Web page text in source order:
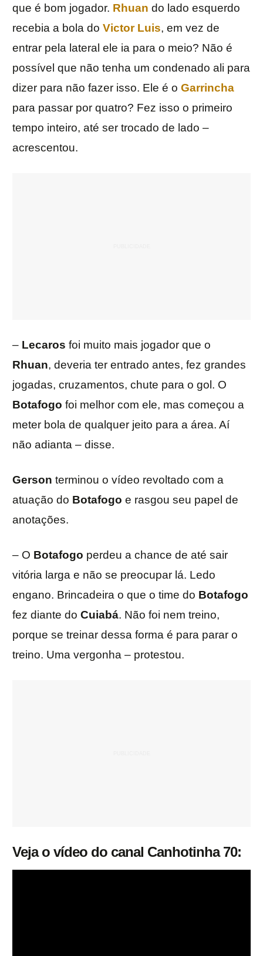
que é bom jogador. Rhuan do lado esquerdo
recebia a bola do Victor Luis, em vez de
entrar pela lateral ele ia para o meio? Não é
possível que não tenha um condenado ali para
dizer para não fazer isso. Ele é o Garrincha
para passar por quatro? Fez isso o primeiro
tempo inteiro, até ser trocado de lado –
acrescentou.
– Lecaros foi muito mais jogador que o
Rhuan, deveria ter entrado antes, fez grandes
jogadas, cruzamentos, chute para o gol. O
Botafogo foi melhor com ele, mas começou a
meter bola de qualquer jeito para a área. Aí
não adianta – disse.
Gerson terminou o vídeo revoltado com a
atuação do Botafogo e rasgou seu papel de
anotações.
– O Botafogo perdeu a chance de até sair
vitória larga e não se preocupar lá. Ledo
engano. Brincadeira o que o time do Botafogo
fez diante do Cuiabá. Não foi nem treino,
porque se treinar dessa forma é para parar o
treino. Uma vergonha – protestou.
Veja o vídeo do canal Canhotinha 70: